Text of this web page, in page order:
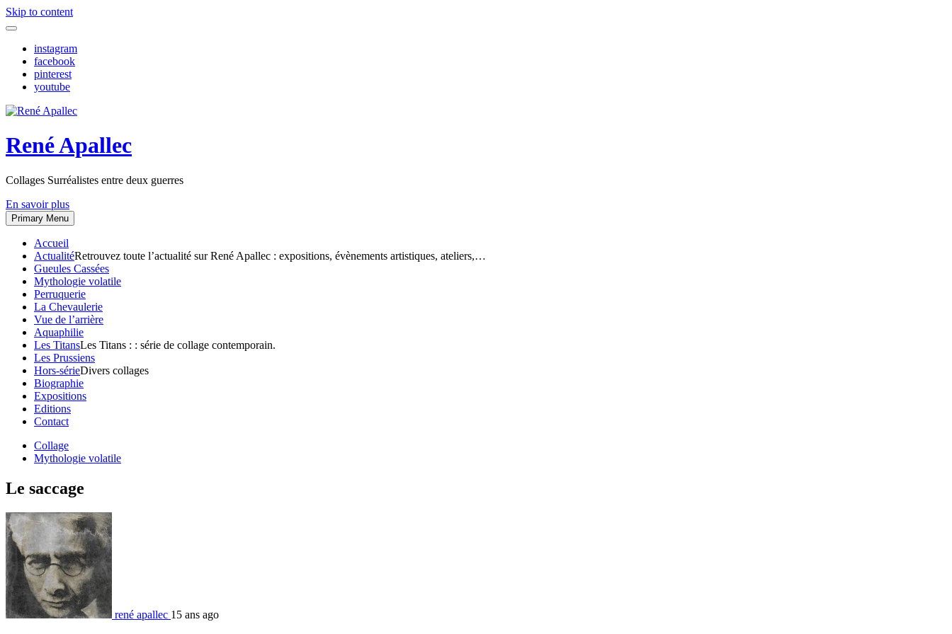
Skip to content
instagram
facebook
pinterest
youtube
René Apallec
Collages Surréalistes entre deux guerres
En savoir plus
Primary Menu
Accueil
ActualitéRetrouvez toute l’actualité sur René Apallec : expositions, évènements artistiques, ateliers,…
Gueules Cassées
Mythologie volatile
Perruquerie
La Chevaulerie
Vue de l’arrière
Aquaphilie
Les TitansLes Titans : : série de collage contemporain.
Les Prussiens
Hors-sérieDivers collages
Biographie
Expositions
Editions
Contact
Collage
Mythologie volatile
Le saccage
rené apallec 15 ans ago